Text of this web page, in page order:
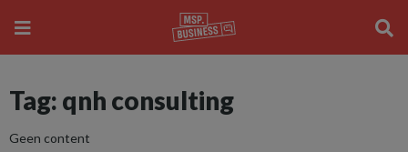
Tag: qnh consulting
Geen content